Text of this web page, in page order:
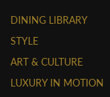
DINING LIBRARY
STYLE
ART & CULTURE
LUXURY IN MOTION